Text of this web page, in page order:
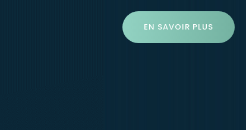
EN SAVOIR PLUS